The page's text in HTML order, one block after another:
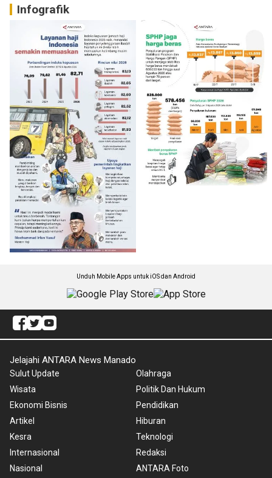
Infografik
Unduh Mobile Apps untuk iOS dan Android
Jelajahi ANTARA News Manado
Sulut Update
Wisata
Ekonomi Bisnis
Artikel
Kesra
Internasional
Nasional
Olahraga
Politik Dan Hukum
Pendidikan
Hiburan
Teknologi
Redaksi
ANTARA Foto